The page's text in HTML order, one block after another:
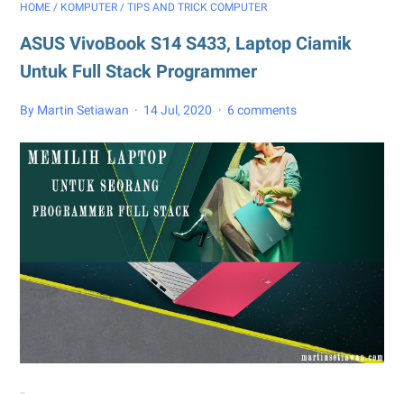
HOME / KOMPUTER / TIPS AND TRICK COMPUTER
ASUS VivoBook S14 S433, Laptop Ciamik
Untuk Full Stack Programmer
By Martin Setiawan 14 Jul, 2020 6 comments